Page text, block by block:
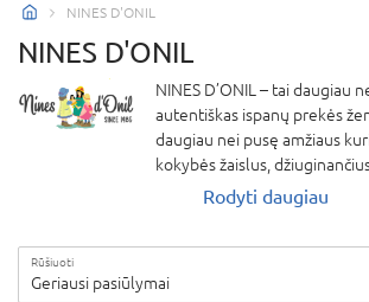
NINES D'ONIL
NINES D'ONIL
NINES D’ONIL – tai daugiau
autentiškas ispanų prekės
daugiau nei pusę amžiaus
kokybės žaislus,
tėvelius. Kiekviena lėlė
D’ONIL lėlės ne tik lavina
Rodyti daugiau
Rūšiuoti
Geriausi pasiūlymai